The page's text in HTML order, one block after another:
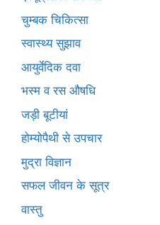
चुम्बक चिकित्सा
स्वास्थ्य सुझाव
आयुर्वेदिक दवा
भस्म व रस औषधि
जड़ी बूटीयां
होम्योपैथी से उपचार
मुद्रा विज्ञान
सफल जीवन के सूत्र
वास्तु